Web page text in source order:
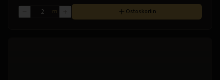
m Ostoskoriin